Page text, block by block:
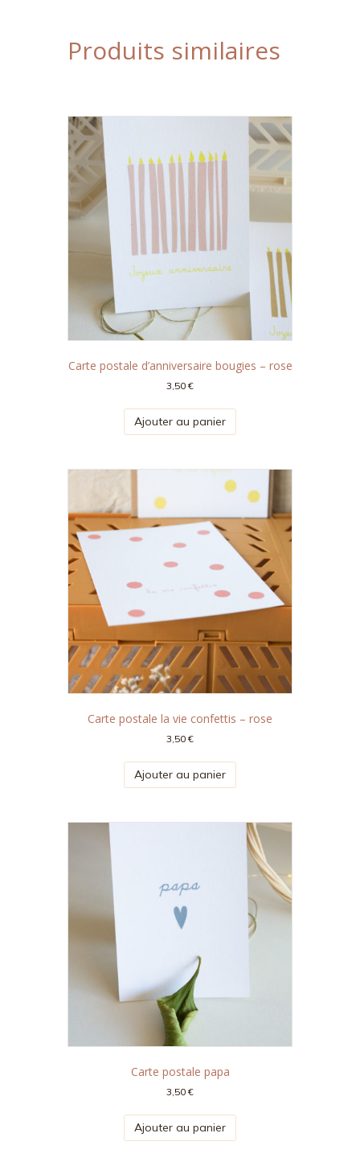
Produits similaires
Carte postale d’anniversaire bougies – rose
3,50€
Ajouter au panier
Carte postale la vie confettis – rose
3,50€
Ajouter au panier
Carte postale papa
3,50€
Ajouter au panier